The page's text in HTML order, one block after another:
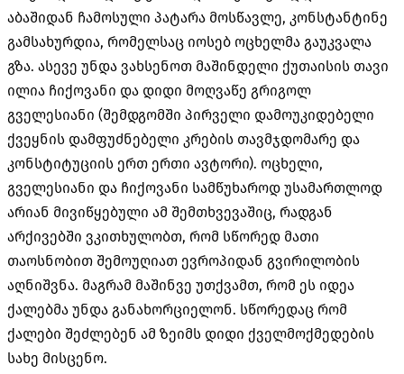
აბაშიდან ჩამოსული პატარა მოსწავლე, კონსტანტინე
გამსახურდია, რომელსაც იოსებ ოცხელმა გაუკვალა
გზა. ასევე უნდა ვახსენოთ მაშინდელი ქუთაისის თავი
ილია ჩიქოვანი და დიდი მოღვაწე გრიგოლ
გველესიანი (შემდგომში პირველი დამოუკიდებელი
ქვეყნის დამფუძნებელი კრების თავმჯდომარე და
კონსტიტუციის ერთ ერთი ავტორი). ოცხელი,
გველესიანი და ჩიქოვანი სამწუხაროდ უსამართლოდ
არიან მივიწყებული ამ შემთხვევაშიც, რადგან
არქივებში ვკითხულობთ, რომ სწორედ მათი
თაოსნობით შემოუღიათ ევროპიდან გვირილობის
აღნიშვნა. მაგრამ მაშინვე უთქვამთ, რომ ეს იდეა
ქალებმა უნდა განახორციელონ. სწორედაც რომ
ქალები შეძლებენ ამ ზეიმს დიდი ქველმოქმედების
სახე მისცენო.